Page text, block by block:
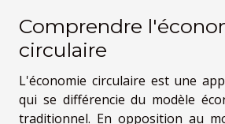
Comprendre
circulaire
L'économie circulaire est une
qui se différencie du modèle
traditionnel. En opposition au